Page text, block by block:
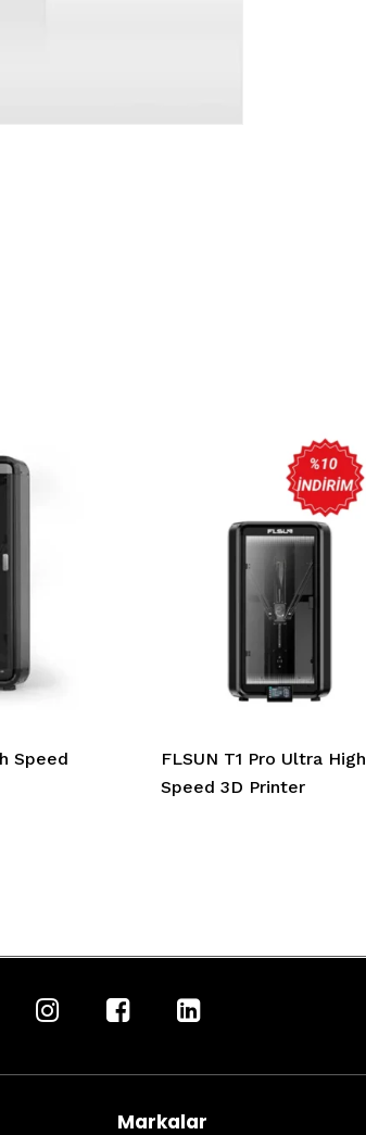
Speed
FLSUN T1 Pro Ultra High
Speed 3D Printer
Markalar